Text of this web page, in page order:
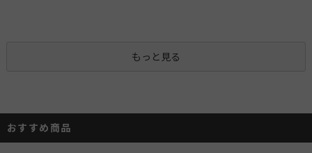
もっと見る
おすすめ商品